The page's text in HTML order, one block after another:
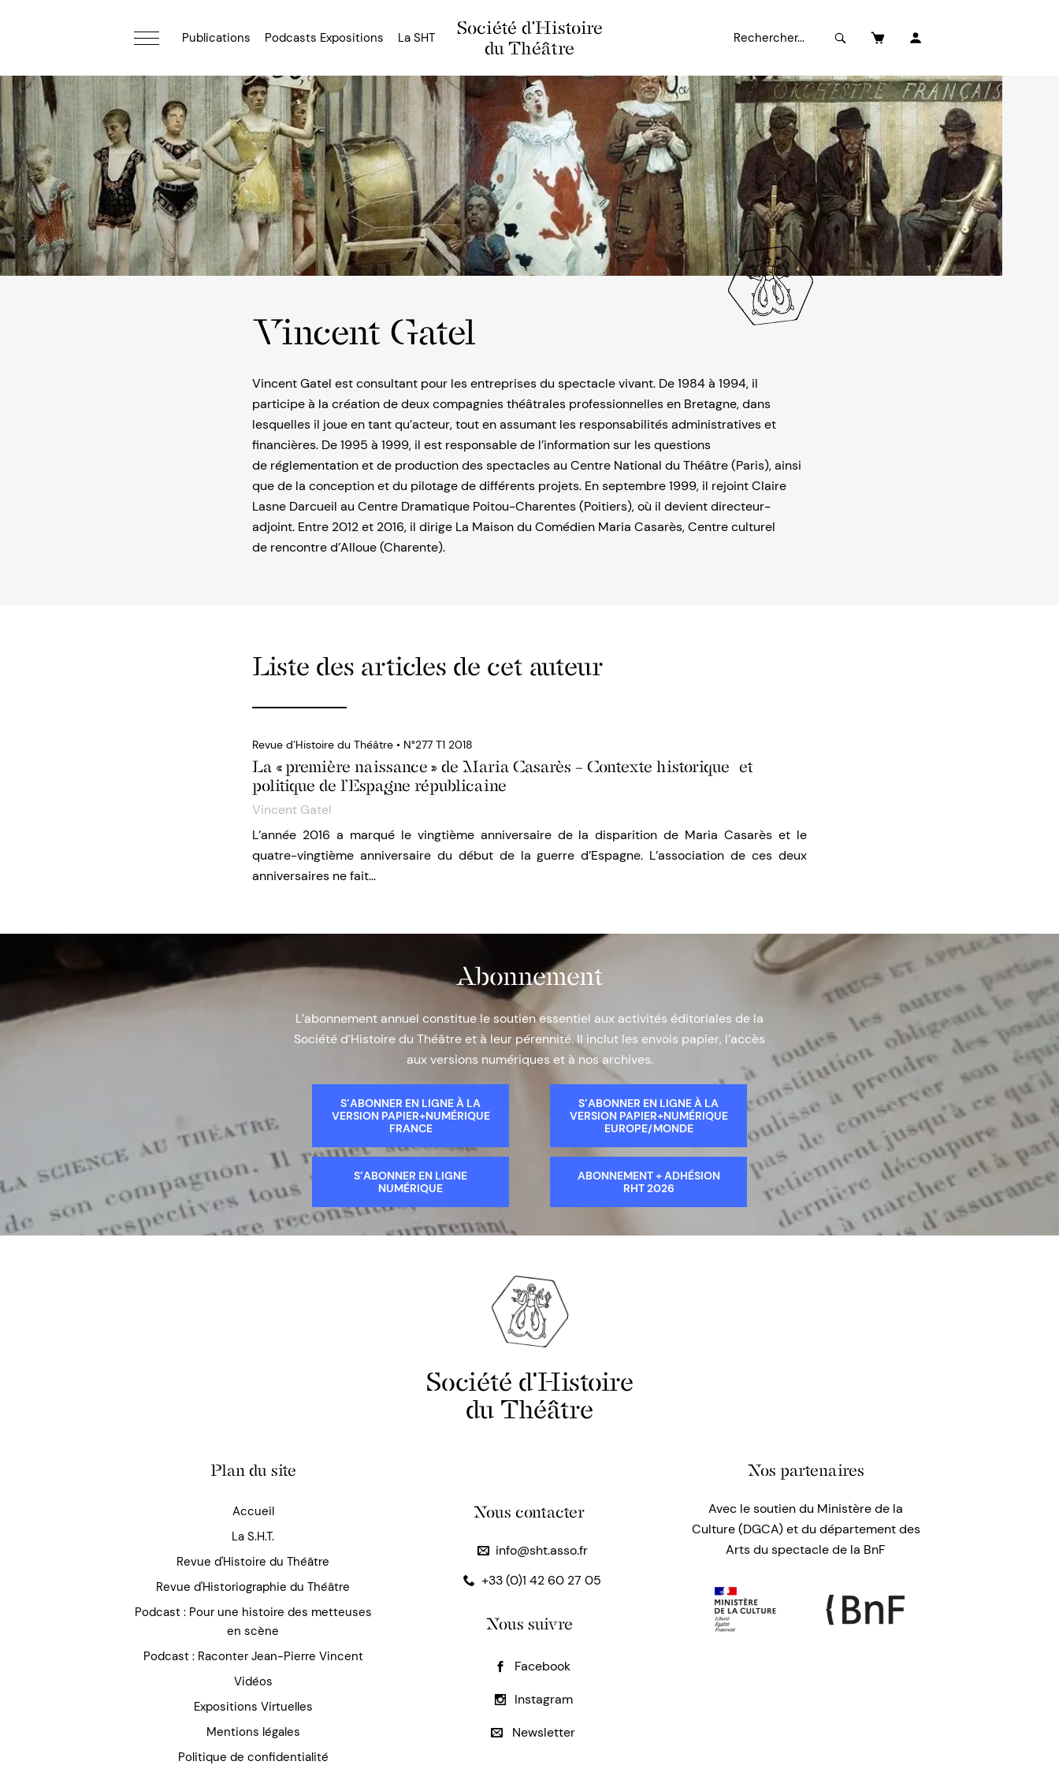
Société d'Histoire
du Théâtre
Publications Podcasts Expositions La SHT
Vincent Gatel
Vincent Gatel est consultant pour les entreprises du spectacle vivant. De 1984 à 1994, il
participe à la création de deux compagnies théâtrales profession­nelles en Bretagne, dans
lesquelles il joue en tant qu’acteur, tout en assumant les responsabilités administratives et
financières. De 1995 à 1999, il est responsable de l’information sur les questions
de réglementation et de production des spectacles au Centre National du Théâtre (Paris), ainsi
que de la conception et du pilotage de différents projets. En septembre 1999, il rejoint Claire
Lasne Darcueil au Centre Dramatique Poitou-Charentes (Poitiers), où il devient directeur-
adjoint. Entre 2012 et 2016, il dirige La Maison du Comédien Maria Casarès, Centre culturel
de rencontre d’Alloue (Charente).
Liste des articles de cet auteur
Revue d’Histoire du Théâtre • N°277 T1 2018
La « première naissance » de Maria Casarès – Contexte historique et
politique de l’Espagne républicaine
Vincent Gatel
L’année 2016 a marqué le vingtième anniversaire de la disparition de Maria Casarès et le
quatre-vingtième anniversaire du début de la guerre d’Espagne. L’association de ces deux
anniversaires ne fait…
Abonnement
L’abonnement annuel constitue le soutien essentiel aux activités éditoriales de la
Société d’Histoire du Théâtre et à leur pérennité. Il inclut les envois papier, l’accès
aux versions numériques et à nos archives.
S’ABONNER EN LIGNE À LA
VERSION PAPIER+NUMÉRIQUE
FRANCE
S’ABONNER EN LIGNE À LA
VERSION PAPIER+NUMÉRIQUE
EUROPE/MONDE
S’ABONNER EN LIGNE
NUMÉRIQUE
ABONNEMENT + ADHÉSION
RHT 2026
Société d'Histoire
du Théâtre
Plan du site
Accueil
La S.H.T.
Revue d'Histoire du Théâtre
Revue d'Historiographie du Théâtre
Podcast : Pour une histoire des metteuses
en scène
Podcast : Raconter Jean-Pierre Vincent
Vidéos
Expositions Virtuelles
Mentions légales
Politique de confidentialité
Nous contacter
info@sht.asso.fr
+33 (0)1 42 60 27 05
Nous suivre
Facebook
Instagram
Newsletter
Nos partenaires
Avec le soutien du Ministère de la
Culture (DGCA) et du département des
Arts du spectacle de la BnF